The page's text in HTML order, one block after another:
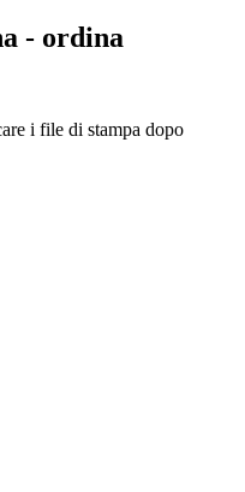
- ordina
i file di stampa dopo